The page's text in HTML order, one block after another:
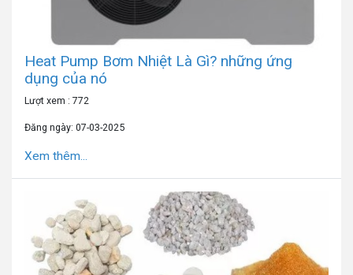
Heat Pump Bơm Nhiệt Là Gì? những ứng
dụng của nó
Lượt xem : 772
Đăng ngày: 07-03-2025
Xem thêm...